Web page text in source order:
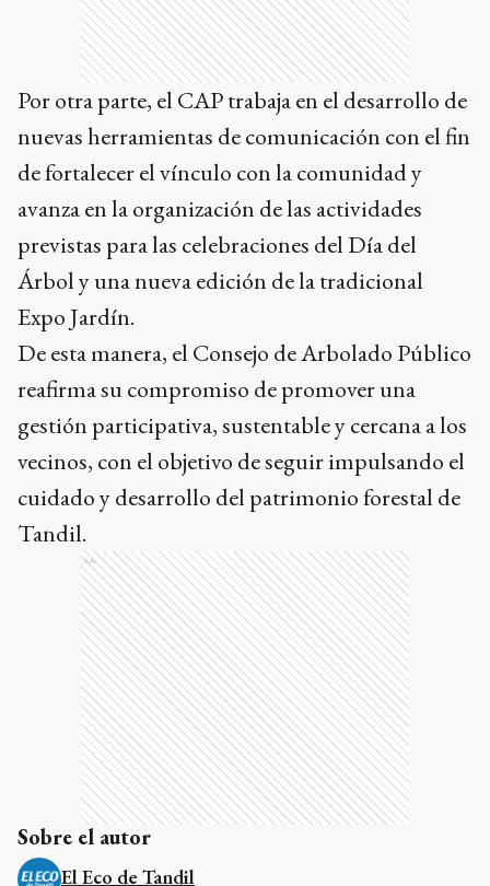
Por otra parte, el CAP trabaja en el desarrollo de
nuevas herramientas de comunicación con el fin
de fortalecer el vínculo con la comunidad y
avanza en la organización de las actividades
previstas para las celebraciones del Día del
Árbol y una nueva edición de la tradicional
Expo Jardín.
De esta manera, el Consejo de Arbolado Público
reafirma su compromiso de promover una
gestión participativa, sustentable y cercana a los
vecinos, con el objetivo de seguir impulsando el
cuidado y desarrollo del patrimonio forestal de
Tandil.
Ads
Sobre el autor
El Eco de Tandil